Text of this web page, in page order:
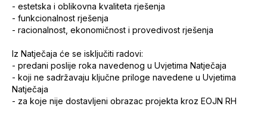
- estetska i oblikovna kvaliteta rješenja
- funkcionalnost rješenja
- racionalnost, ekonomičnost i provedivost rješenja
Iz Natječaja će se isključiti radovi:
- predani poslije roka navedenog u Uvjetima Natječaja
- koji ne sadržavaju ključne priloge navedene u Uvjetima
Natječaja
- za koje nije dostavljeni obrazac projekta kroz EOJN RH